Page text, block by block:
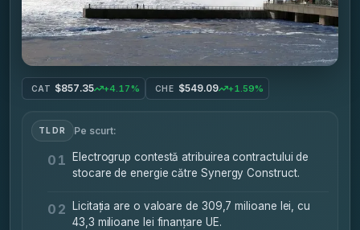
CAT $857.35 +4.17% CHE $549.09 +1.59%
TLDR Pe scurt:
01
Electrogrup contestă atribuirea contractului de
stocare de energie către Synergy Construct.
02
Licitația are o valoare de 309,7 milioane lei, cu
43,3 milioane lei finanțare UE.